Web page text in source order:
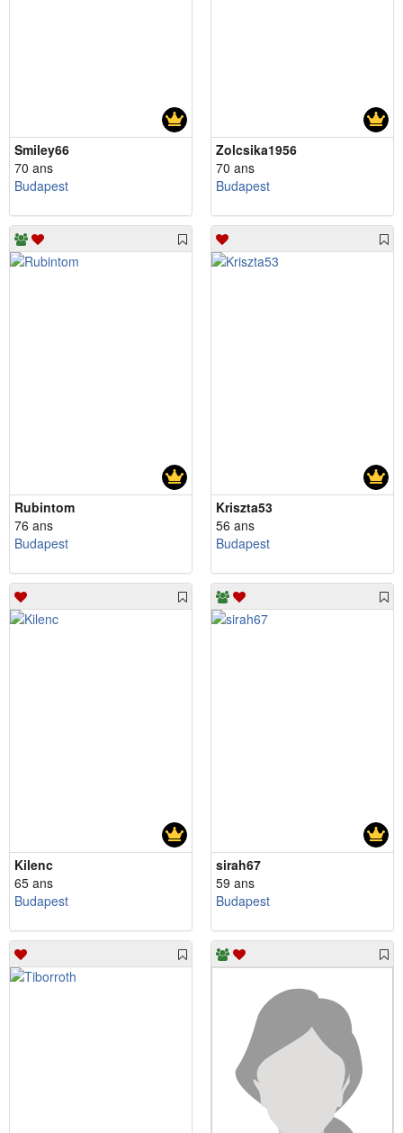
Smiley66
70 ans
Budapest
Zolcsika1956
70 ans
Budapest
Rubintom
76 ans
Budapest
Kriszta53
56 ans
Budapest
Kilenc
65 ans
Budapest
sirah67
59 ans
Budapest